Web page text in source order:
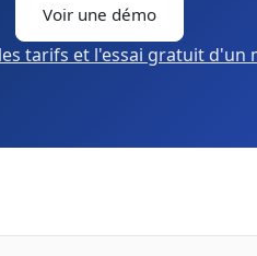
Voir une démo
tarifs et l'essai gratuit d'un